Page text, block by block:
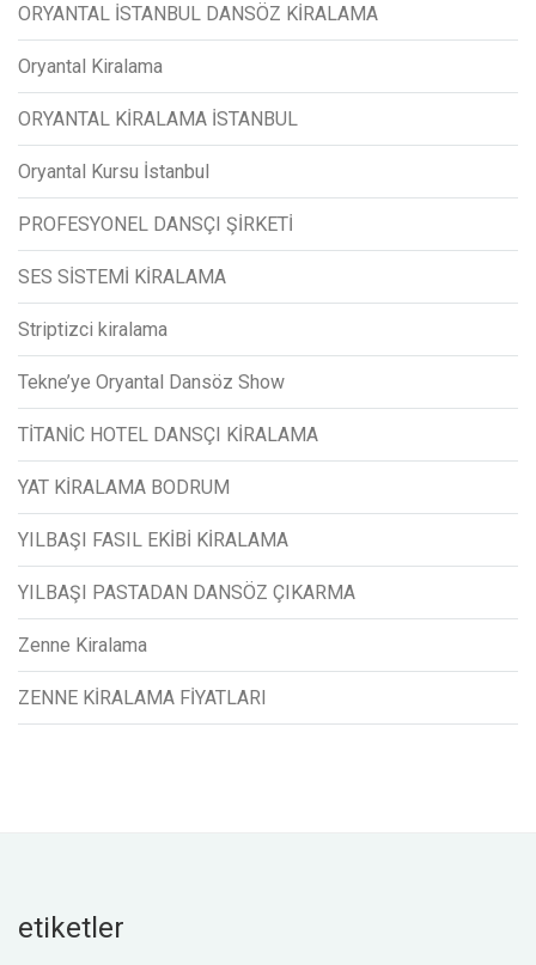
ORYANTAL İSTANBUL DANSÖZ KİRALAMA
Oryantal Kiralama
ORYANTAL KİRALAMA İSTANBUL
Oryantal Kursu İstanbul
PROFESYONEL DANSÇI ŞİRKETİ
SES SİSTEMİ KİRALAMA
Striptizci kiralama
Tekne’ye Oryantal Dansöz Show
TİTANİC HOTEL DANSÇI KİRALAMA
YAT KİRALAMA BODRUM
YILBAŞI FASIL EKİBİ KİRALAMA
YILBAŞI PASTADAN DANSÖZ ÇIKARMA
Zenne Kiralama
ZENNE KİRALAMA FİYATLARI
etiketler